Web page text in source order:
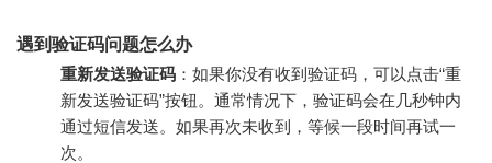
遇到验证码问题怎么办
重新发送验证码 ：如果你没有收到验证码，可以点击“重
新发送验证码”按钮。通常情况下，验证码会在几秒钟内
通过短信发送。如果再次未收到，等候一段时间再试一
次。